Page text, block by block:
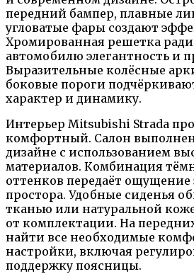
передний бампер, плавные
угловатые фары создают
Хромированная решетка
автомобилю элегантность и
Выразительные колёсные
боковые пороги
характер и динамику.
Интерьер Mitsubishi Strada
комфортный. Салон
дизайне с использованием
материалов. Комбинация
оттенков передаёт ощущение
простора. Удобные сиденья
тканью или натуральной
от комплектации. На
найти все необходимые
настройки, включая
поддержку поясницы.